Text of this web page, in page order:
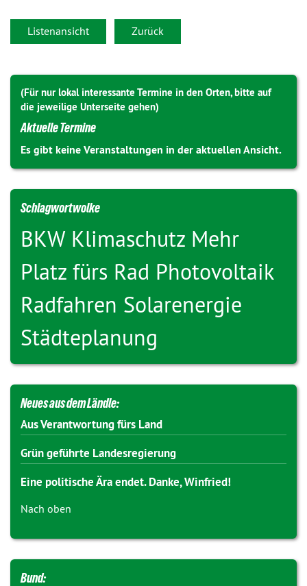
Listenansicht Zurück
(Für nur lokal interessante Termine in den Orten, bitte auf
die jeweilige Unterseite gehen)
Aktuelle Termine
Es gibt keine Veranstaltungen in der aktuellen Ansicht.
Schlagwortwolke
BKW Klimaschutz Mehr
Platz fürs Rad Photovoltaik
Radfahren Solarenergie
Städteplanung
Neues aus dem Ländle:
Aus Verantwortung fürs Land
Grün geführte Landesregierung
Eine politische Ära endet. Danke, Winfried!
Nach oben
Bund: